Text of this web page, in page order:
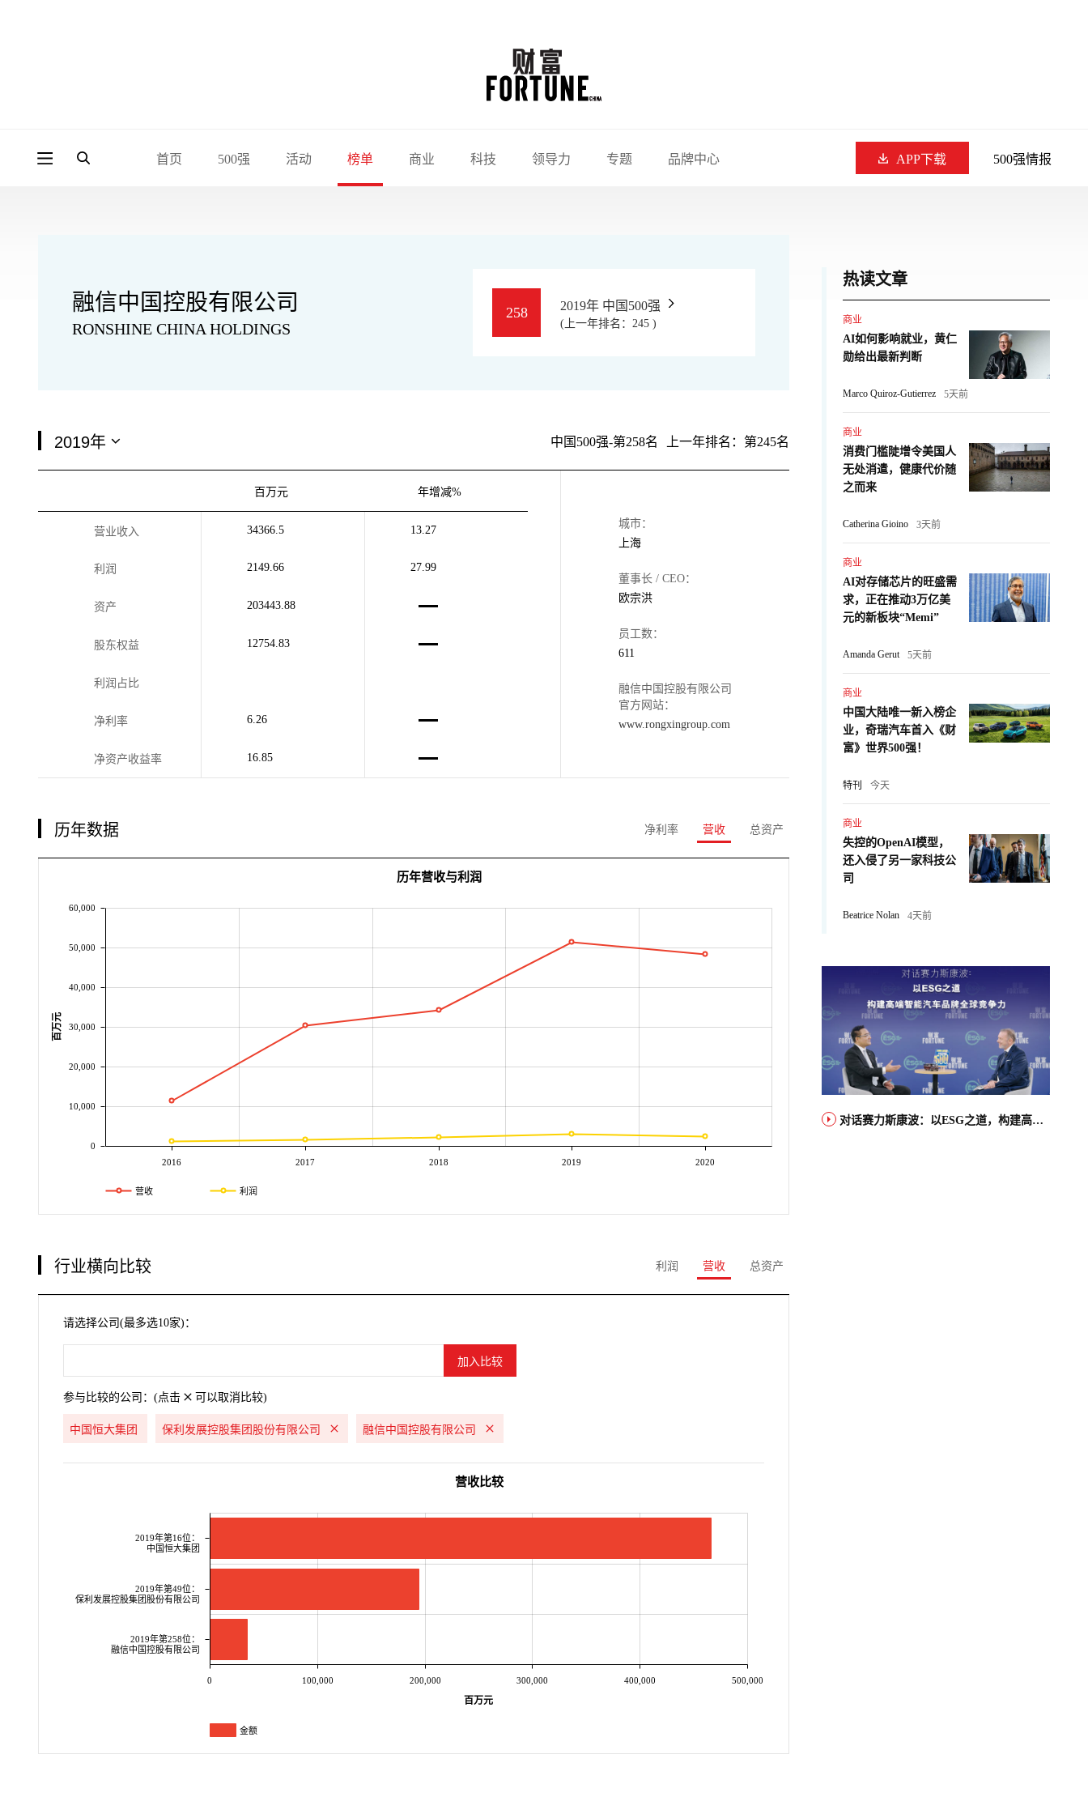
首页 500强 活动 榜单 商业 科技 领导力 专题 品牌中心 APP下载 500强情报
融信中国控股有限公司
RONSHINE CHINA HOLDINGS
258 2019年 中国500强
(上一年排名：245 )
中国500强-第258名 上一年排名：第245名
百万元 年增减%
营业收入 34366.5 13.27
利润 2149.66 27.99
资产 203443.88
股东权益 12754.83
利润占比
净利率 6.26
净资产收益率 16.85
城市：
上海
董事长 / CEO：
欧宗洪
员工数：
611
融信中国控股有限公司
官方网站：
www.rongxingroup.com
历年数据 净利率 营收 总资产
2016 2017 2018 2019 2020
0
10,000
20,000
30,000
40,000
50,000
60,000
百万元
历年营收与利润
营收 利润
行业横向比较 利润 营收 总资产
请选择公司(最多选10家)：
参与比较的公司：(点击 可以取消比较)
中国恒大集团 保利发展控股集团股份有限公司 融信中国控股有限公司
2019年第16位：
中国恒大集团
2019年第49位：
保利发展控股集团股份有限公司
2019年第258位：
融信中国控股有限公司
0 100,000 200,000 300,000 400,000 500,000
百万元
营收比较
金额
热读文章
商业
AI如何影响就业，黄仁
勋给出最新判断
Marco Quiroz-Gutierrez 5天前
商业
消费门槛陡增令美国人
无处消遣，健康代价随
之而来
Catherina Gioino 3天前
商业
AI对存储芯片的旺盛需
求，正在推动3万亿美
元的新板块“Memi”
Amanda Gerut 5天前
商业
中国大陆唯一新入榜企
业，奇瑞汽车首入《财
富》世界500强！
特刊 今天
商业
失控的OpenAI模型，
还入侵了另一家科技公
司
Beatrice Nolan 4天前
对话赛力斯康波：以ESG之道，构建高端智能汽车品牌全球竞争力